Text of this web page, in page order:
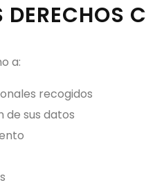
a:
recogidos
de sus datos